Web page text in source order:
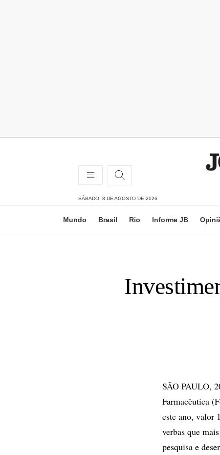
SÁBADO, 8 DE AGOSTO DE 2026
Mundo Brasil Rio Informe JB
SÃO PAULO,
Farmacêutica
este ano, valor
verbas que
pesquisa e